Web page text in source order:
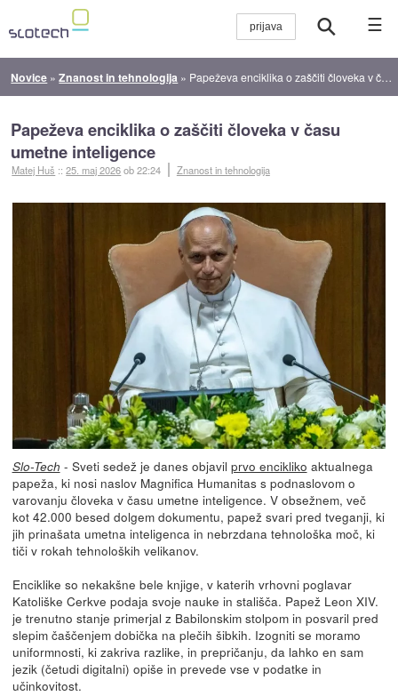
☰
Novice »Znanost in tehnologija » Papeževa enciklika o zaščiti človeka v času umetne inteligence
Papeževa enciklika o zaščiti človeka v času
umetne inteligence
Matej Huš ::25. maj 2026ob 22:24 Znanost in tehnologija
Slo-Tech - Sveti sedež je danes objavil prvo encikliko aktualnega
papeža, ki nosi naslov Magnifica Humanitas s podnaslovom o
varovanju človeka v času umetne inteligence. V obsežnem, več
kot 42.000 besed dolgem dokumentu, papež svari pred tveganji, ki
jih prinašata umetna inteligenca in nebrzdana tehnološka moč, ki
tiči v rokah tehnoloških velikanov.
Enciklike so nekakšne bele knjige, v katerih vrhovni poglavar
Katoliške Cerkve podaja svoje nauke in stališča. Papež Leon XIV.
je trenutno stanje primerjal z Babilonskim stolpom in posvaril pred
slepim čaščenjem dobička na plečih šibkih. Izogniti se moramo
uniformnosti, ki zakriva razlike, in prepričanju, da lahko en sam
jezik (četudi digitalni) opiše in prevede vse v podatke in
učinkovitost.